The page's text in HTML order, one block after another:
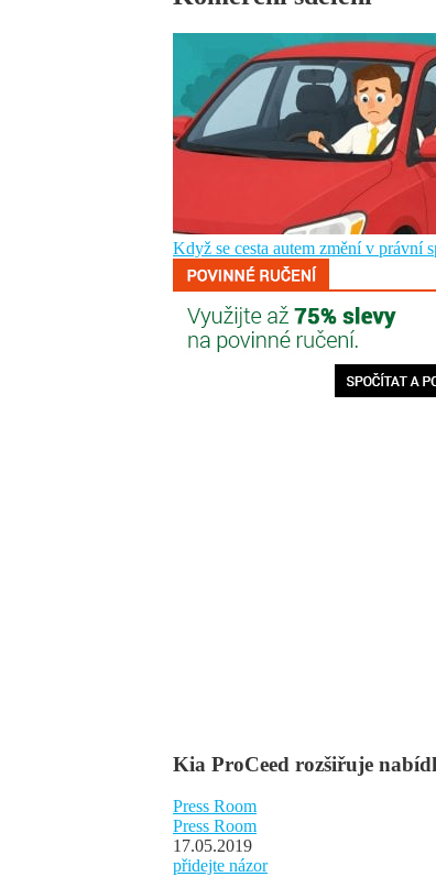
Kia ProCeed rozšiřuje
Press Room
Press Room
17.05.2019
přidejte názor
Když se cesta autem změní v právní